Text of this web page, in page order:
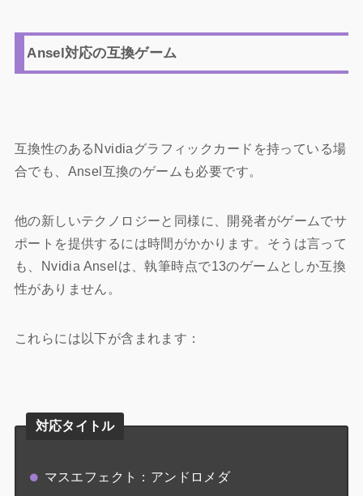
Ansel対応の互換ゲーム
互換性のあるNvidiaグラフィックカードを持っている場
合でも、Ansel互換のゲームも必要です。
他の新しいテクノロジーと同様に、開発者がゲームでサ
ポートを提供するには時間がかかります。そうは言って
も、Nvidia Anselは、執筆時点で13のゲームとしか互換
性がありません。
これらには以下が含まれます：
対応タイトル
マスエフェクト：アンドロメダ